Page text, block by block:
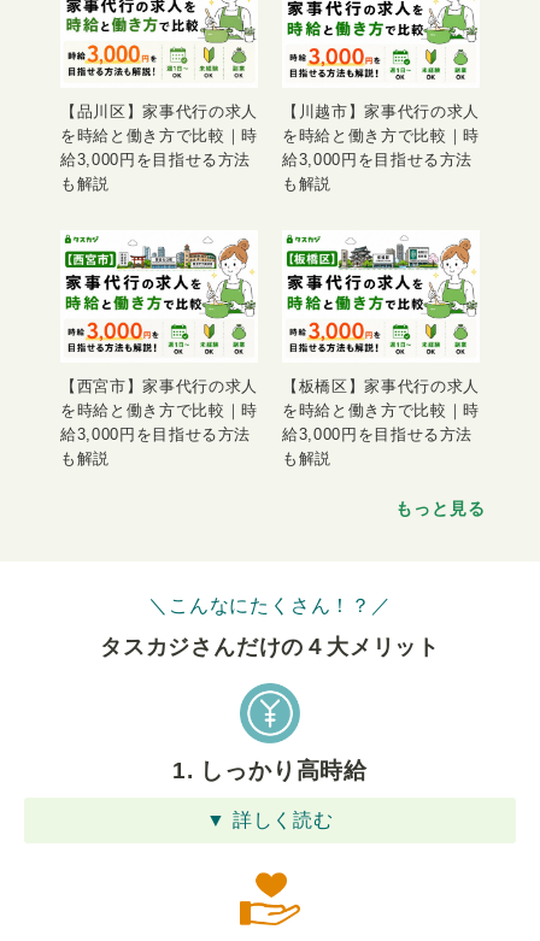
【品川区】家事代行の求人
を時給と働き方で比較｜時
給3,000円を目指せる方法
も解説
【川越市】家事代行の求人
を時給と働き方で比較｜時
給3,000円を目指せる方法
も解説
【西宮市】家事代行の求人
を時給と働き方で比較｜時
給3,000円を目指せる方法
も解説
【板橋区】家事代行の求人
を時給と働き方で比較｜時
給3,000円を目指せる方法
も解説
もっと見る
＼こんなにたくさん！？／
タスカジさんだけの４⼤メリット
1. しっかり高時給
▼ 詳しく読む